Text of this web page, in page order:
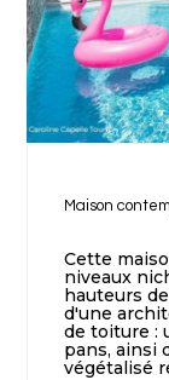
Maison
Cette
niveaux
hauteurs
d'une
de toiture :
pans, ainsi
végétalisé